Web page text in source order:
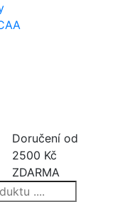
Doručení od
2500 Kč
ZDARMA